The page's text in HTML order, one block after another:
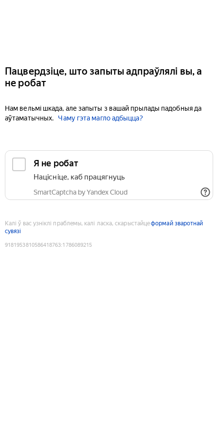
Пацвердзіце, што запыты адпраўлялі вы, а
не робат
Нам вельмі шкада, але запыты з вашай прылады падобныя да
аўтаматычных.
Чаму гэта магло адбыцца?
Я не робат
Націсніце, каб працягнуць
SmartCaptcha by Yandex Cloud
Калі ў вас узніклі праблемы, калі ласка, скарыстайцеформай зваротнай
сувязі
9181953810586418763:1786089215